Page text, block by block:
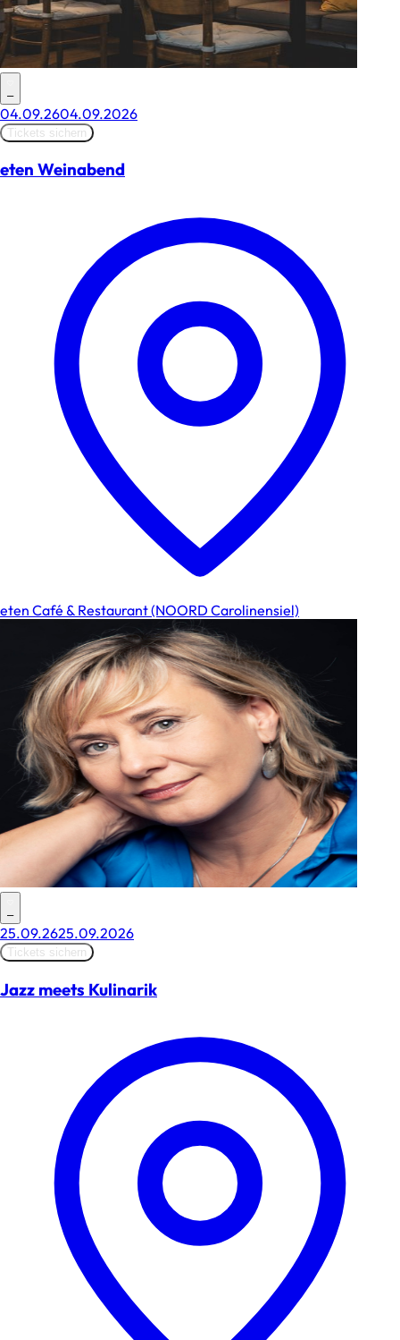
–
04.09.2604.09.2026
Tickets sichern
eten Weinabend
eten Café & Restaurant (NOORD Carolinensiel)
–
25.09.2625.09.2026
Tickets sichern
Jazz meets Kulinarik